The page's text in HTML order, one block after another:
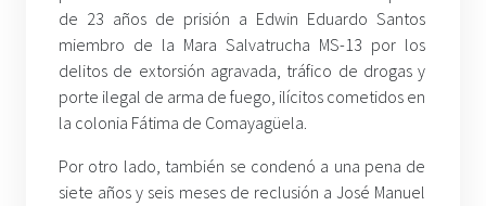
de 23 años de prisión a Edwin Eduardo Santos
miembro de la Mara Salvatrucha MS-13 por los
delitos de extorsión agravada, tráfico de drogas y
porte ilegal de arma de fuego, ilícitos cometidos en
la colonia Fátima de Comayagüela.
Por otro lado, también se condenó a una pena de
siete años y seis meses de reclusión a José Manuel